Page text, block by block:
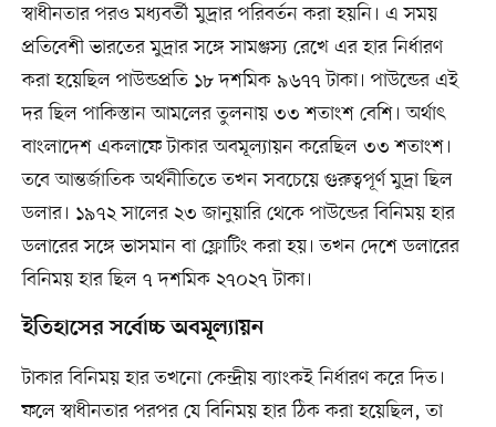
স্বাধীনতার পরও মধ্যবর্তী মুদ্রার পরিবর্তন করা হয়নি। এ সময়
প্রতিবেশী ভারতের মুদ্রার সঙ্গে সামঞ্জস্য রেখে এর হার নির্ধারণ
করা হয়েছিল পাউন্ডপ্রতি ১৮ দশমিক ৯৬৭৭ টাকা। পাউন্ডের এই
দর ছিল পাকিস্তান আমলের তুলনায় ৩৩ শতাংশ বেশি। অর্থাৎ
বাংলাদেশ একলাফে টাকার অবমূল্যায়ন করেছিল ৩৩ শতাংশ।
তবে আন্তর্জাতিক অর্থনীতিতে তখন সবচেয়ে গুরুত্বপূর্ণ মুদ্রা ছিল
ডলার। ১৯৭২ সালের ২৩ জানুয়ারি থেকে পাউন্ডের বিনিময় হার
ডলারের সঙ্গে ভাসমান বা ফ্লোটিং করা হয়। তখন দেশে ডলারের
বিনিময় হার ছিল ৭ দশমিক ২৭০২৭ টাকা।
ইতিহাসের সর্বোচ্চ অবমূল্যায়ন
টাকার বিনিময় হার তখনো কেন্দ্রীয় ব্যাংকই নির্ধারণ করে দিত।
ফলে স্বাধীনতার পরপর যে বিনিময় হার ঠিক করা হয়েছিল, তা